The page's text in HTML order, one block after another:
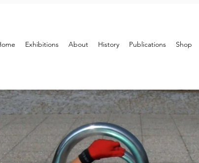
Exhibitions About History Publications Shop